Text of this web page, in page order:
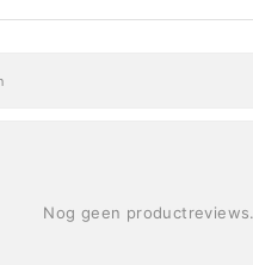
Nog geen productreviews.